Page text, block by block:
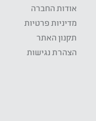
אודות החברה
מדיניות פרטיות
תקנון האתר
הצהרת נגישות